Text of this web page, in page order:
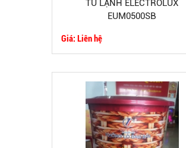
TỦ LẠNH ELECTROLUX
EUM0500SB
Giá: Liên hệ